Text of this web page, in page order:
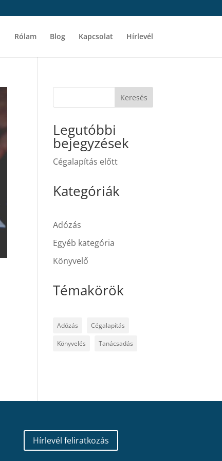
Rólam Blog Kapcsolat Hírlevél
Keresés
Legutóbbi
bejegyzések
Cégalapítás előtt
Kategóriák
Adózás
Egyéb kategória
Könyvelő
Témakörök
Adózás Cégalapítás
Könyvelés Tanácsadás
Hírlevél feliratkozás